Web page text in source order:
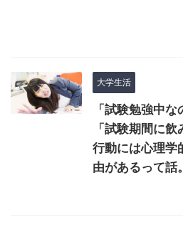
大学生活
「試験勉強中な
「試験期間に
行動には心理学
由があるって話。